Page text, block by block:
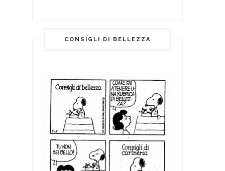
CONSIGLI DI BELLEZZA